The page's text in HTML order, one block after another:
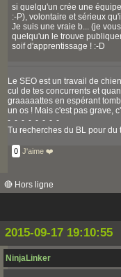
si quelqu'un crée une
:-P), volontaire et sérieux
Je suis une vraie b... (je
quelqu'un le trouve
soif d'apprentissage ! :-D
Le SEO est un travail de
cul de tes concurrents et
graaaaattes en espérant
un os ! Mais c'est pas grave,
- - - - - - - -
Tu recherches du BL pour du
0 J'aime ❤️
🔴 Hors ligne
2015-09-17 19:10:55
NinjaLinker